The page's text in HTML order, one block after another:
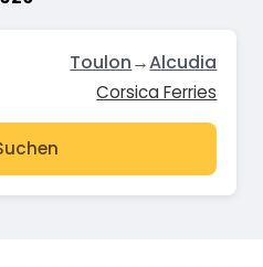
Toulon→Alcudia
Corsica Ferries